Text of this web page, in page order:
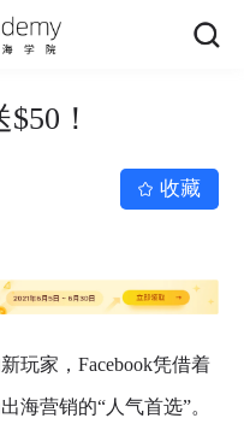
！
收藏
玩家，Facebook凭借着
海营销的“人气首选”。